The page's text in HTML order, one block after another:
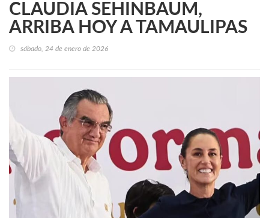
CLAUDIA SEHINBAUM,
ARRIBA HOY A TAMAULIPAS
sábado, 24 de enero de 2026